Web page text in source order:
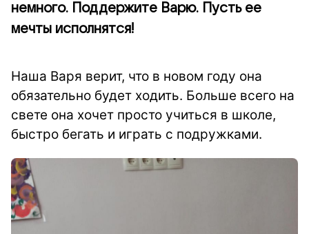
немного. Поддержите Варю. Пусть ее
мечты исполнятся!
Наша Варя верит, что в новом году она
обязательно будет ходить. Больше всего на
свете она хочет просто учиться в школе,
быстро бегать и играть с подружками.